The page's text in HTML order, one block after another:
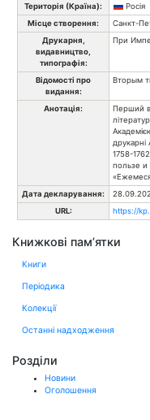
Територія (Країна):
Росія
Місце створення:
Санкт-
Друкарня,
видавництво,
типографія:
При
Відомості про
видання:
Вторым
Анотація:
Перший в
1758-
пользе и
Дата декларування:
URL:
https://
Книжкові пам’ятки
Книги
Періодика
Колекції
Останні надходження
Розділи
Новини
Оголошення